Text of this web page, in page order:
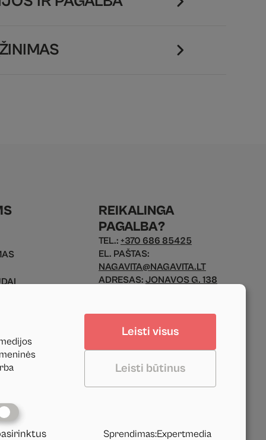
REIKALINGA
PAGALBA?
TEL.: +370 686 85425
EL. PAŠTAS:
NAGAVITA@NAGAVITA.LT
ADRESAS: JONAVOS G. 138
DARBO LAIKAS:
Leisti būtinus
Leisti visus
Sprendimas:Expertmedia